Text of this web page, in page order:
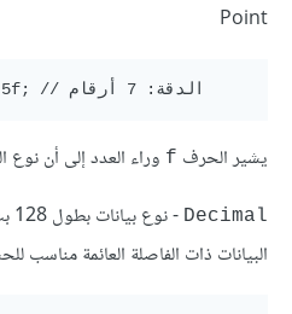
Point
يشير الحرف f وراء العدد إلى أن نوع
Decimal
-
البيانات ذات الفاصلة العائمة مناسب